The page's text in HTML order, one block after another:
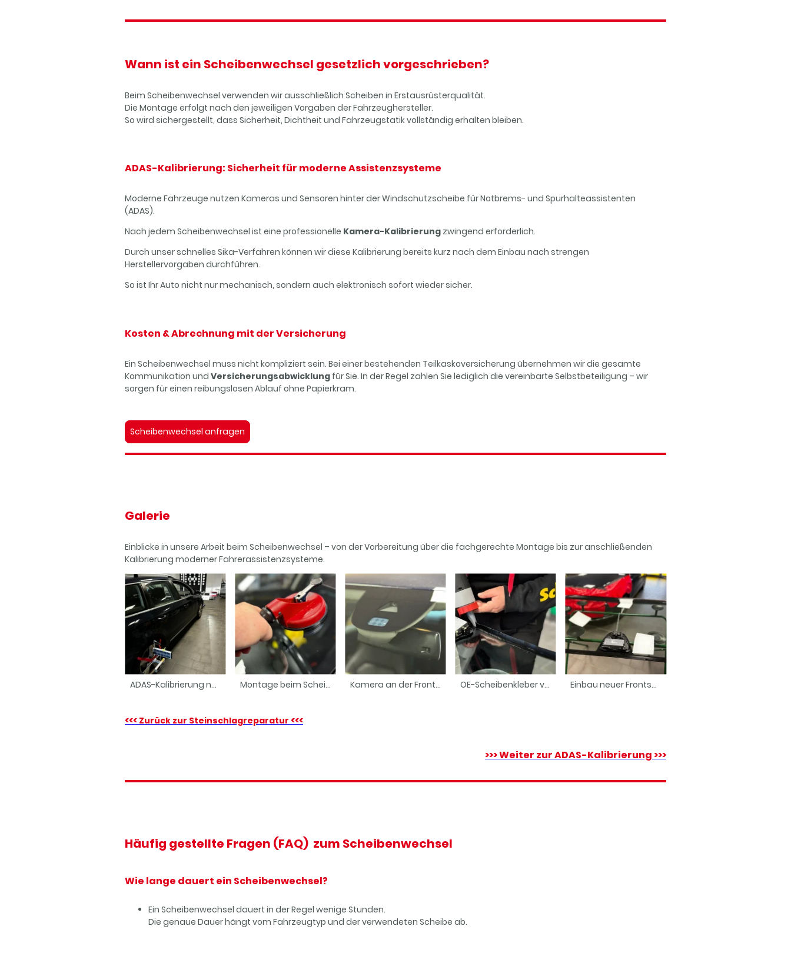
Wann ist ein Scheibenwechsel gesetzlich vorgeschrieben?
Beim Scheibenwechsel verwenden wir ausschließlich Scheiben in Erstausrüsterqualität.
Die Montage erfolgt nach den jeweiligen Vorgaben der Fahrzeughersteller.
So wird sichergestellt, dass Sicherheit, Dichtheit und Fahrzeugstatik vollständig erhalten bleiben.
ADAS-Kalibrierung: Sicherheit für moderne Assistenzsysteme
Moderne Fahrzeuge nutzen Kameras und Sensoren hinter der Windschutzscheibe für Notbrems- und Spurhalteassistenten
(ADAS).
Nach jedem Scheibenwechsel ist eine professionelle Kamera-Kalibrierung zwingend erforderlich.
Durch unser schnelles Sika-Verfahren können wir diese Kalibrierung bereits kurz nach dem Einbau nach strengen
Herstellervorgaben durchführen.
So ist Ihr Auto nicht nur mechanisch, sondern auch elektronisch sofort wieder sicher.
Kosten & Abrechnung mit der Versicherung
Ein Scheibenwechsel muss nicht kompliziert sein. Bei einer bestehenden Teilkaskoversicherung übernehmen wir die gesamte
Kommunikation und Versicherungsabwicklung für Sie. In der Regel zahlen Sie lediglich die vereinbarte Selbstbeteiligung – wir
sorgen für einen reibungslosen Ablauf ohne Papierkram.
Scheibenwechsel anfragen
Galerie
Einblicke in unsere Arbeit beim Scheibenwechsel – von der Vorbereitung über die fachgerechte Montage bis zur anschließenden
Kalibrierung moderner Fahrerassistenzsysteme.
ADAS-Kalibrierung nach Scheibenwechsel Montage beim Scheibenwechsel Kamera an der Frontscheibe OE-Scheibenkleber von SIKA – fachgerechter Scheibenwechsel Einbau neuer Frontscheibe
<<< Zurück zur Steinschlagreparatur <<<
>>> Weiter zur ADAS-Kalibrierung >>>
Häufig gestellte Fragen (FAQ) zum Scheibenwechsel
Wie lange dauert ein Scheibenwechsel?
Ein Scheibenwechsel dauert in der Regel wenige Stunden.
Die genaue Dauer hängt vom Fahrzeugtyp und der verwendeten Scheibe ab.